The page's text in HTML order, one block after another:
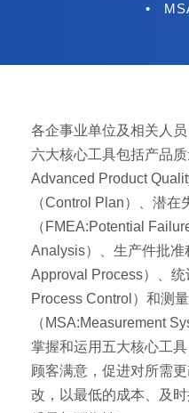
•
各企事业单位及相关人员
六大核心工具包括产品
Advanced Product
（Control Plan）、潜
（FMEA:Potential
Analysis）、生产件批
Approval Process）、
Process Control）和测
（MSA:Measurement
掌握和运用五大核心工
顾客满意，促进对所需
改，以最低的成本、及